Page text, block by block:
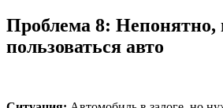
Проблема 8: Непонятно,
пользоваться авто